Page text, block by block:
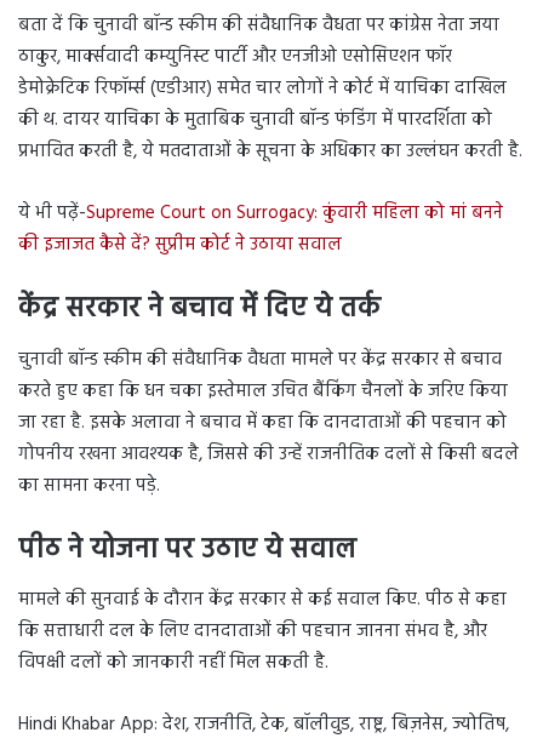
बता दें कि चुनावी बॉन्ड स्कीम की संवैधानिक वैधता पर कांग्रेस नेता जया
ठाकुर, मार्क्सवादी कम्युनिस्ट पार्टी और एनजीओ एसोसिएशन फॉर
डेमोक्रेटिक रिफॉर्म्स (एडीआर) समेत चार लोगों ने कोर्ट में याचिका दाखिल
की थ. दायर याचिका के मुताबिक चुनावी बॉन्ड फंडिंग में पारदर्शिता को
प्रभावित करती है, ये मतदाताओं के सूचना के अधिकार का उल्लंघन करती है.
ये भी पढ़ें-Supreme Court on Surrogacy: कुंवारी महिला को मां बनने
की इजाजत कैसे दें? सुप्रीम कोर्ट ने उठाया सवाल
केंद्र सरकार ने बचाव में दिए ये तर्क
चुनावी बॉन्ड स्कीम की संवैधानिक वैधता मामले पर केंद्र सरकार से बचाव
करते हुए कहा कि धन चका इस्तेमाल उचित बैंकिंग चैनलों के जरिए किया
जा रहा है. इसके अलावा ने बचाव में कहा कि दानदाताओं की पहचान को
गोपनीय रखना आवश्यक है, जिससे की उन्हें राजनीतिक दलों से किसी बदले
का सामना करना पड़े.
पीठ ने योजना पर उठाए ये सवाल
मामले की सुनवाई के दौरान केंद्र सरकार से कई सवाल किए. पीठ से कहा
कि सत्ताधारी दल के लिए दानदाताओं की पहचान जानना संभव है, और
विपक्षी दलों को जानकारी नहीं मिल सकती है.
Hindi Khabar App: देश, राजनीति, टेक, बॉलीवुड, राष्ट्र, बिज़नेस, ज्योतिष,